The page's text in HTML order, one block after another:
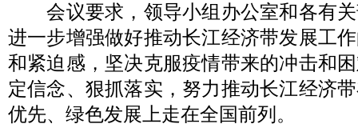
会议要求，领导小组办公室和各有关
进一步增强做好推动长江经济带发展工
和紧迫感，坚决克服疫情带来的冲击和
定信念、狠抓落实，努力推动长江经济
优先、绿色发展上走在全国前列。